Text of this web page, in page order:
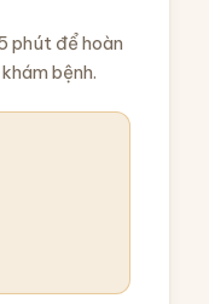
phút để hoàn
bệnh.